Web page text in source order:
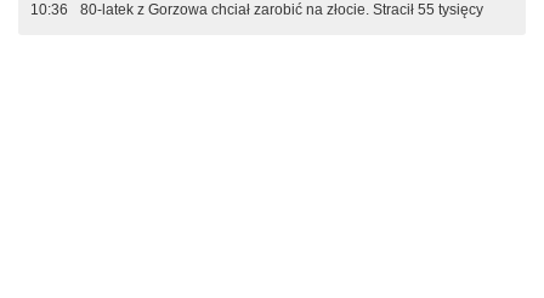
10:36
80-latek z Gorzowa chciał zarobić na złocie. Stracił 55 tysięcy